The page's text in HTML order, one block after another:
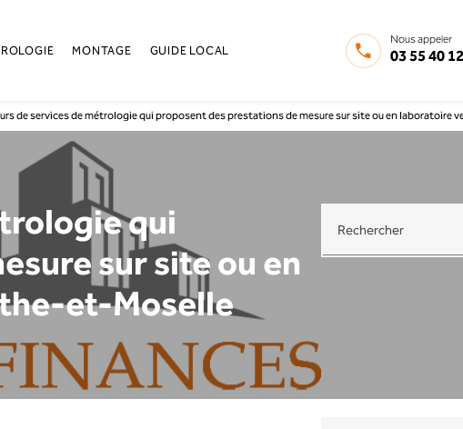
MONTAGE GUIDE LOCAL
Nous appeler
03 55 40
de services de métrologie qui proposent des prestations de mesure sur site ou en laboratoire
qui
sur site ou en
et-Moselle
Rechercher